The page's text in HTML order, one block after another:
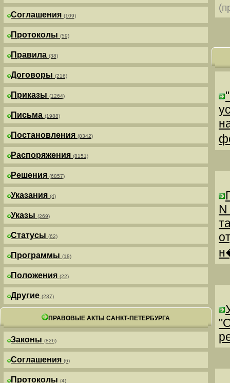
Соглашения (109)
Протоколы (59)
Правила (38)
Договоры (216)
Приказы (1264)
Письма (1988)
Постановления (8342)
Распоряжения (8151)
Решения (6857)
Указания (4)
Указы (269)
Статусы (62)
Программы (18)
Положения (22)
Другие (237)
ПРАВОВЫЕ АКТЫ САНКТ-ПЕТЕРБУРГА
Законы (826)
Соглашения (6)
Протоколы (4)